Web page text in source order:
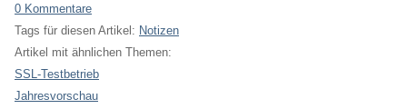
0 Kommentare
Tags für diesen Artikel: Notizen
Artikel mit ähnlichen Themen:
SSL-Testbetrieb
Jahresvorschau